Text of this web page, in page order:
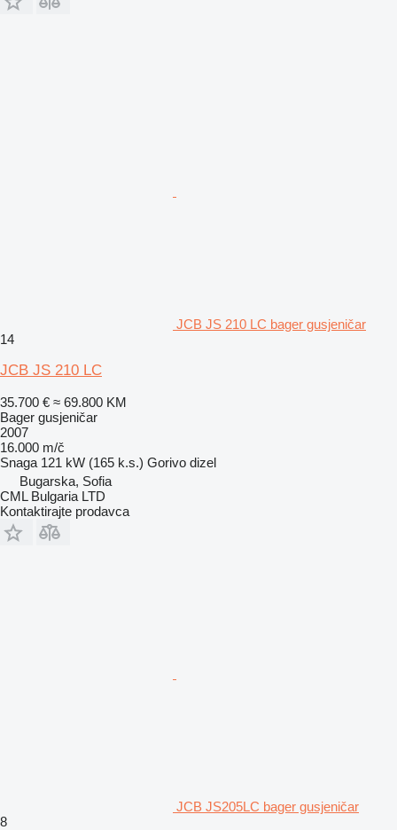
JCB JS 210 LC bager gusjeničar
14
JCB JS 210 LC
35.700 € ≈ 69.800 KM
Bager gusjeničar
2007
16.000 m/č
Snaga 121 kW (165 k.s.) Gorivo dizel
Bugarska, Sofia
CML Bulgaria LTD
Kontaktirajte prodavca
JCB JS205LC bager gusjeničar
8